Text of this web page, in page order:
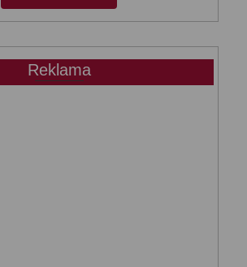
Reklama